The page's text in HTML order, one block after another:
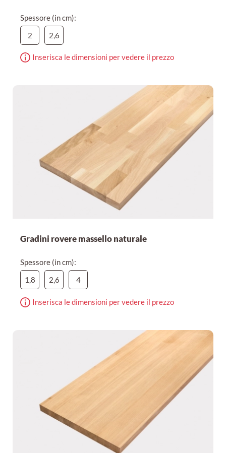
Spessore (in cm):
2
2,6
Inserisca le dimensioni per vedere il prezzo
Gradini rovere massello naturale
Spessore (in cm):
1,8
2,6 4
Inserisca le dimensioni per vedere il prezzo